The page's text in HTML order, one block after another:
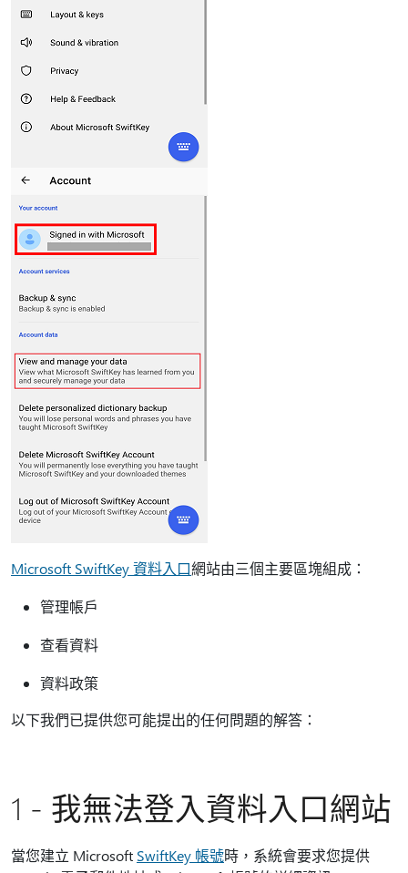
Microsoft SwiftKey 資料入口網站由三個主要區塊組成：
管理帳戶
查看資料
資料政策
以下我們已提供您可能提出的任何問題的解答：
1 - 我無法登入資料入口網站
當您建立 Microsoft SwiftKey 帳號時，系統會要求您提供